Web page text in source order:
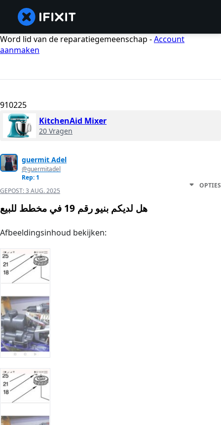
Word lid van de reparatiegemeenschap -Account
aanmaken
910225
KitchenAid Mixer
20 Vragen
guermit Adel
@guermitadel
Rep: 1
GEPOST:3 AUG. 2025
OPTIES
هل لديكم بنيو رقم 19 في مخطط للبيع
Afbeeldingsinhoud bekijken: